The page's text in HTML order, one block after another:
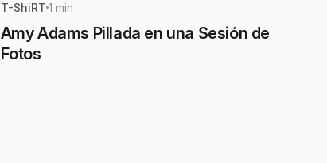
T-ShiRT 1 min
Amy Adams Pillada en una Sesión de
Fotos